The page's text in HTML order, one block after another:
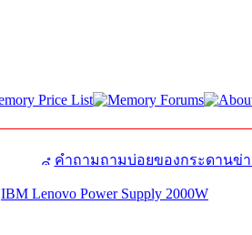
คำถามถามบ่อยของกระดานข่
IBM Lenovo Power Supply 2000W